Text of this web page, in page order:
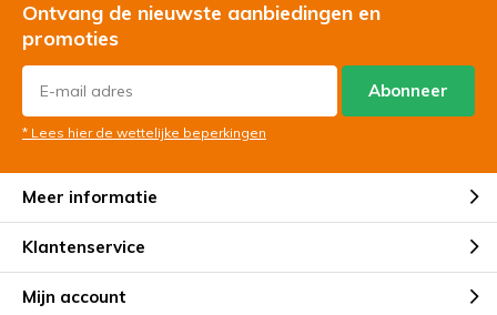
Ontvang de nieuwste aanbiedingen en
promoties
Abonneer
* Lees hier de wettelijke beperkingen
Meer informatie
Klantenservice
Mijn account